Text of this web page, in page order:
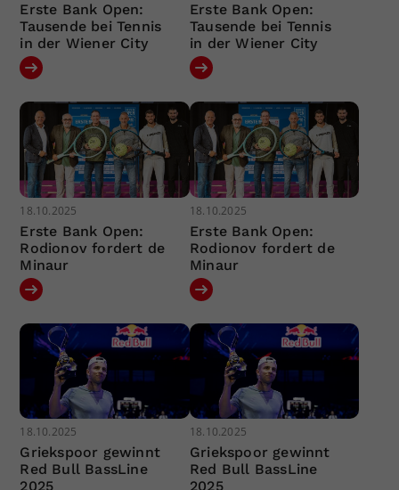
Erste Bank Open:
Tausende bei Tennis
in der Wiener City
Erste Bank Open:
Tausende bei Tennis
in der Wiener City
18.10.2025
Erste Bank Open:
Rodionov fordert de
Minaur
18.10.2025
Erste Bank Open:
Rodionov fordert de
Minaur
18.10.2025
Griekspoor gewinnt
Red Bull BassLine
2025
18.10.2025
Griekspoor gewinnt
Red Bull BassLine
2025